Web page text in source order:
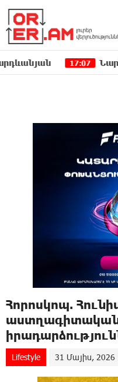
17:07 Նարեկ
Հորոսկոպ.
աստղագիտական
Lifestyle 31 Մայիս, 2026